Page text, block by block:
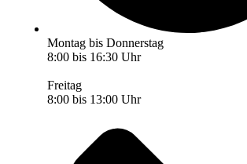
Montag bis Donnerstag
8:00 bis 16:30 Uhr
Freitag
8:00 bis 13:00 Uhr